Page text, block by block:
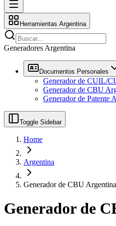
Herramientas Argentina
Generadores Argentina
Documentos Personales
Generador de CUIL/
Generador de CBU
Generador de Patente
Toggle Sidebar
Home
Argentina
Generador de CBU Argentina
Generador de